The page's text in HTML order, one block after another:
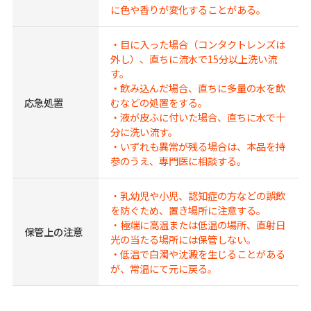
に色や香りが変化することがある。
応急処置
・目に入った場合（コンタクトレンズは
外し）、直ちに流水で15分以上洗い流
す。
・飲み込んだ場合、直ちに多量の水を飲
むなどの処置をする。
・液が皮ふに付いた場合、直ちに水で十
分に洗い流す。
・いずれも異常が残る場合は、本品を持
参のうえ、専門医に相談する。
保管上の注意
・乳幼児や小児、認知症の方などの誤飲
を防ぐため、置き場所に注意する。
・極端に高温または低温の場所、直射日
光の当たる場所には保管しない。
・低温で白濁や沈澱を生じることがある
が、常温にて元に戻る。